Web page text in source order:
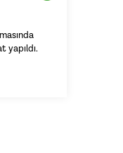
yapıldı.